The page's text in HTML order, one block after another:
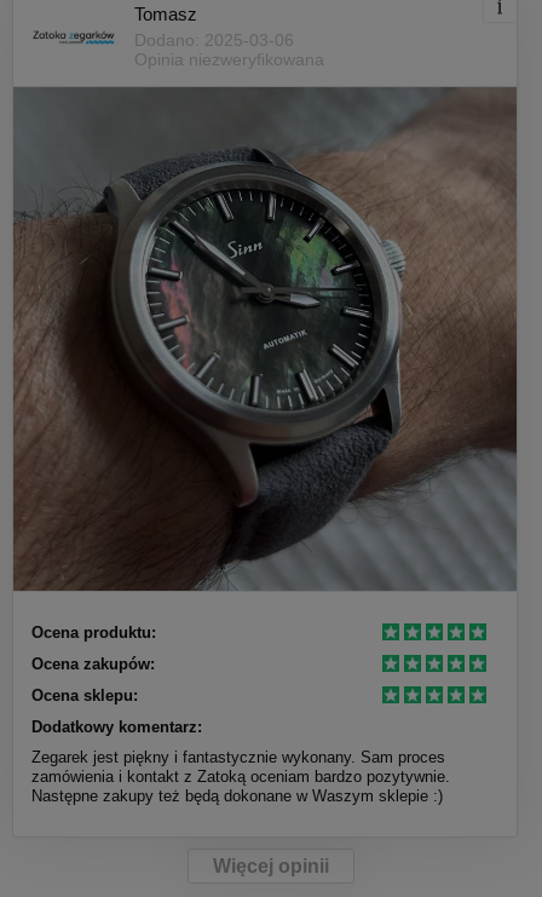
Tomasz
Dodano: 2025-03-06
Opinia niezweryfikowana
Ocena produktu:
Ocena zakupów:
Ocena sklepu:
Dodatkowy komentarz:
Zegarek jest piękny i fantastycznie wykonany. Sam proces
zamówienia i kontakt z Zatoką oceniam bardzo pozytywnie.
Następne zakupy też będą dokonane w Waszym sklepie :)
Więcej opinii